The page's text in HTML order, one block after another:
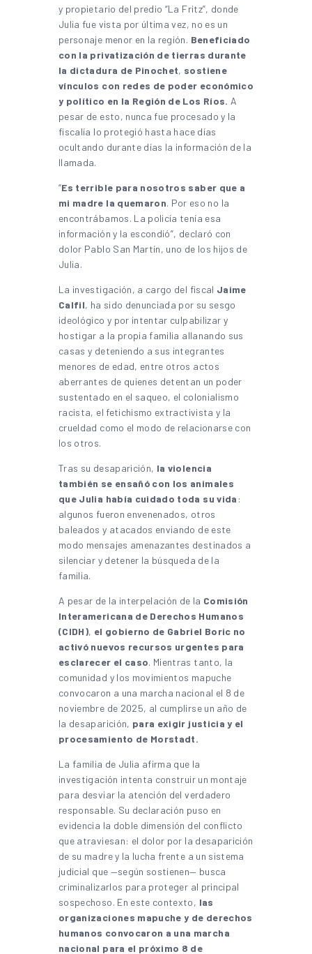
y propietario del predio “La Fritz”, donde
Julia fue vista por última vez, no es un
personaje menor en la región. Beneficiado
con la privatización de tierras durante
la dictadura de Pinochet, sostiene
vínculos con redes de poder económico
y político en la Región de Los Ríos. A
pesar de esto, nunca fue procesado y la
fiscalía lo protegió hasta hace días
ocultando durante días la información de la
llamada.
“Es terrible para nosotros saber que a
mi madre la quemaron. Por eso no la
encontrábamos. La policía tenía esa
información y la escondió”, declaró con
dolor Pablo San Martín, uno de los hijos de
Julia.
La investigación, a cargo del fiscal Jaime
Calfil, ha sido denunciada por su sesgo
ideológico y por intentar culpabilizar y
hostigar a la propia familia allanando sus
casas y deteniendo a sus integrantes
menores de edad, entre otros actos
aberrantes de quienes detentan un poder
sustentado en el saqueo, el colonialismo
racista, el fetichismo extractivista y la
crueldad como el modo de relacionarse con
los otros.
Tras su desaparición, la violencia
también se ensañó con los animales
que Julia había cuidado toda su vida :
algunos fueron envenenados, otros
baleados y atacados enviando de este
modo mensajes amenazantes destinados a
silenciar y detener la búsqueda de la
familia.
A pesar de la interpelación de la Comisión
Interamericana de Derechos Humanos
(CIDH), el gobierno de Gabriel Boric no
activó nuevos recursos urgentes para
esclarecer el caso. Mientras tanto, la
comunidad y los movimientos mapuche
convocaron a una marcha nacional el 8 de
noviembre de 2025, al cumplirse un año de
la desaparición, para exigir justicia y el
procesamiento de Morstadt.
La familia de Julia afirma que la
investigación intenta construir un montaje
para desviar la atención del verdadero
responsable. Su declaración puso en
evidencia la doble dimensión del conflicto
que atraviesan: el dolor por la desaparición
de su madre y la lucha frente a un sistema
judicial que —según sostienen— busca
criminalizarlos para proteger al principal
sospechoso. En este contexto, las
organizaciones mapuche y de derechos
humanos convocaron a una marcha
nacional para el próximo 8 de